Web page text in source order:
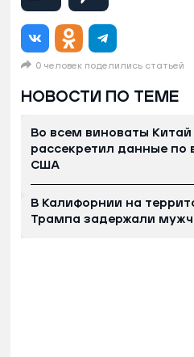
0 человек поделились статьей
НОВОСТИ ПО ТЕМЕ
Во всем виноваты
рассекретил данные по
США
В Калифорнии на
Трампа задержали